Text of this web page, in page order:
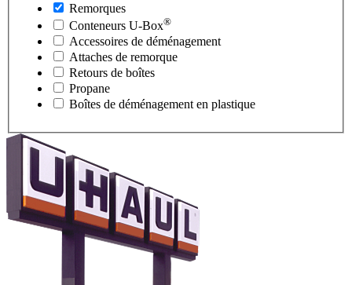
Remorques
Conteneurs U-Box®
Accessoires de déménagement
Attaches de remorque
Retours de boîtes
Propane
Boîtes de déménagement en plastique